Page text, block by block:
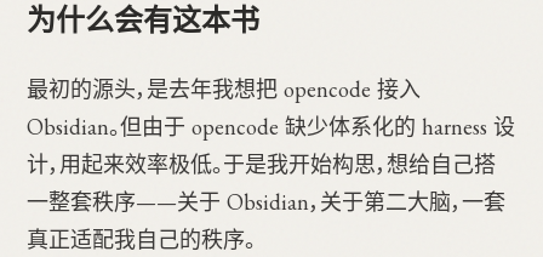
为什么会有这本书
最初的源头，是去年我想把 opencode 接入
Obsidian。但由于 opencode 缺少体系化的 harness 设
计，用起来效率极低。于是我开始构思，想给自己搭
一整套秩序——关于 Obsidian，关于第二大脑，一套
真正适配我自己的秩序。